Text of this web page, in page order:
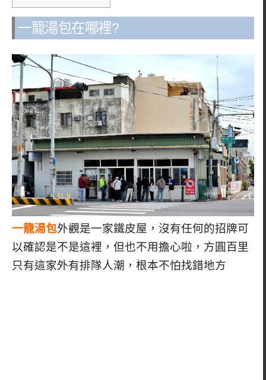
一籠湯包在哪裡?
一籠湯包外觀是一家鐵皮屋，沒有任何的招牌可
以確認是不是這裡，但也不用擔心啦，方圓百里
只有這家外有排隊人潮，根本不怕找錯地方